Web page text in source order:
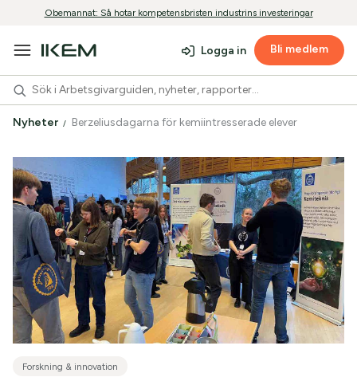
Obemannat: Så hotar kompetensbristen industrins investeringar
Logga in Bli medlem
Nyheter Berzeliusdagarna för kemiintresserade elever
Forskning & innovation